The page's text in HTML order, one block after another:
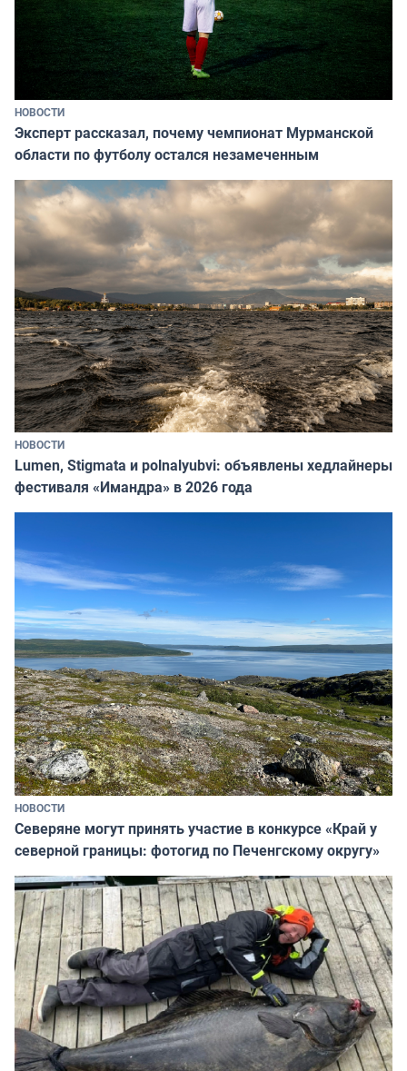
НОВОСТИ
Эксперт рассказал, почему чемпионат Мурманской
области по футболу остался незамеченным
НОВОСТИ
Lumen, Stigmata и polnalyubvi: объявлены хедлайнеры
фестиваля «Имандра» в 2026 года
НОВОСТИ
Северяне могут принять участие в конкурсе «Край у
северной границы: фотогид по Печенгскому округу»